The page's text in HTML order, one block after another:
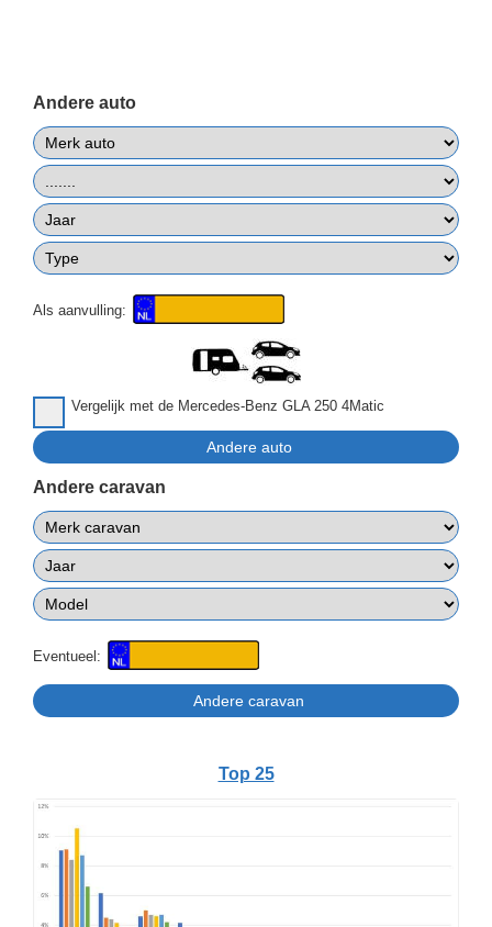
Andere auto
Als aanvulling:
Vergelijk met de Mercedes-Benz GLA 250 4Matic
Andere caravan
Eventueel:
Top 25